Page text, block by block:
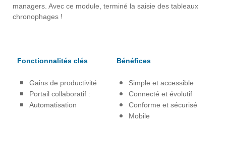
managers. Avec ce module, terminé la saisie des tableaux
chronophages !
Fonctionnalités clés
Gains de productivité
Portail collaboratif :
Automatisation
Bénéfices
Simple et accessible
Connecté et évolutif
Conforme et sécurisé
Mobile